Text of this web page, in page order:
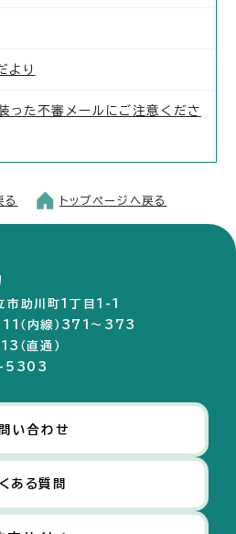
より
った不審メールにご注意くださ
る トップページへ戻る
助川町1丁目1-1
（内線）371～373
直通）
5303
い合わせ
ある質問